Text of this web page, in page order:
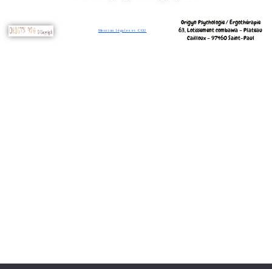
Mention légales et CGU
Origyn Psychologie / Ergothérapie
63, Lotissement combawa –Plateau
Cailloux – 97460 Saint-Paul